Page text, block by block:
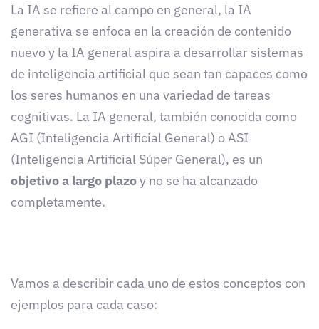
La IA se refiere al campo en general, la IA
generativa se enfoca en la creación de contenido
nuevo y la IA general aspira a desarrollar sistemas
de inteligencia artificial que sean tan capaces como
los seres humanos en una variedad de tareas
cognitivas. La IA general, también conocida como
AGI (Inteligencia Artificial General) o ASI
(Inteligencia Artificial Súper General), es un
objetivo a largo plazoy no se ha alcanzado
completamente.
Vamos a describir cada uno de estos conceptos con
ejemplos para cada caso: